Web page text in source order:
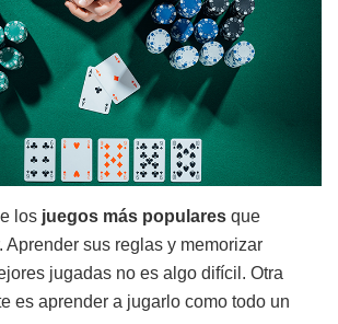
los juegos más populares que
Aprender sus reglas y memorizar
jugadas no es algo difícil. Otra
es aprender a jugarlo como todo un